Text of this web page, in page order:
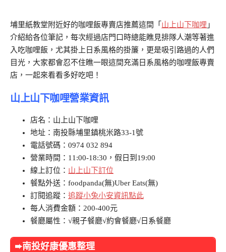
埔里紙教堂附近好的咖哩飯專賣店推薦這間「 山上山下咖哩 」
介紹給各位筆記，每次經過店門口時總能瞧見排隊人潮等著進
入吃咖哩飯，尤其掛上日系風格的掛簾，更是吸引路過的人們
目光，大家都會忍不住瞧一眼這間充滿日系風格的咖哩飯專賣
店，一起來看看多好吃吧！
山上山下咖哩營業資訊
店名：山上山下咖哩
地址：南投縣埔里鎮桃米路33-1號
電話號碼：0974 032 894
營業時間：11:00-18:30，假日到19:00
線上訂位： 山上山下訂位
餐點外送：foodpanda(無)Uber Eats(無)
訂閱追蹤： 追蹤小兔小安資訊點此
每人消費金額：200-400元
餐廳屬性：√親子餐廳√約會餐廳√日系餐廳
➨南投好康優惠整理